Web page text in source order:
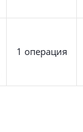
1 операция